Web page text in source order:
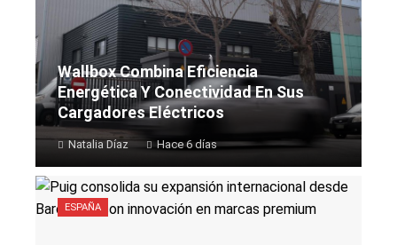
Wallbox Combina Eficiencia
Energética Y Conectividad En Sus
Cargadores Eléctricos
Natalia Díaz Hace 6 días
ESPAÑA